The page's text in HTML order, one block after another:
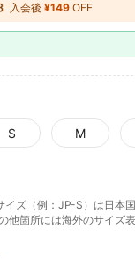
入会後 ¥149 OFF
S M
イズ（例：JP-S）は日本
他箇所には海外のサイズ